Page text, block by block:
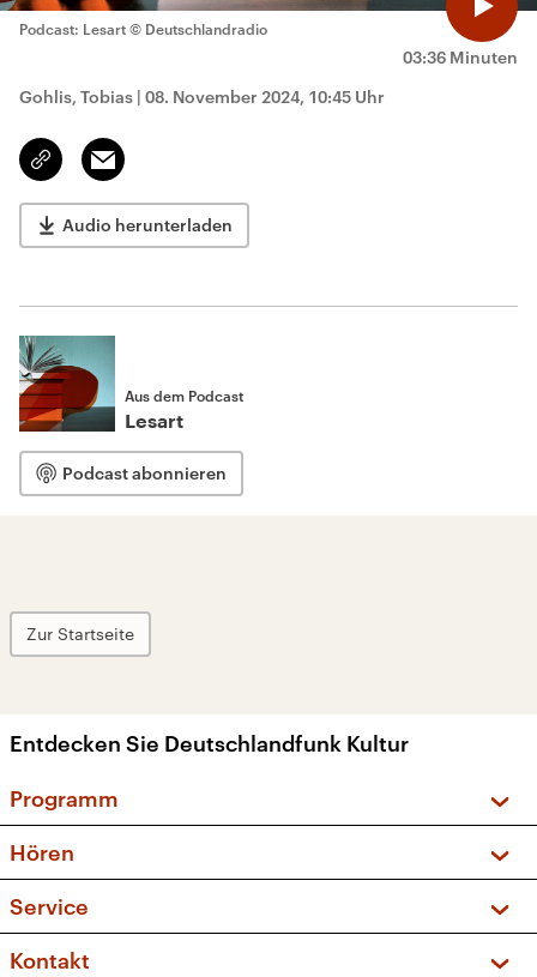
03:36 Minuten
Podcast: Lesart © Deutschlandradio
Gohlis, Tobias | 08. November 2024, 10:45 Uhr
Link
kopieren/teilen
Email
Audio herunterladen
Aus dem Podcast
Lesart
Podcast abonnieren
Zur Startseite
Entdecken Sie Deutschlandfunk Kultur
Programm
Sendungen und Podcasts
Musikliste
Kakadu – Das Kinderprogramm
Hören
Frequenzen (UKW + DAB+)
Service
FAQ
Kontakt